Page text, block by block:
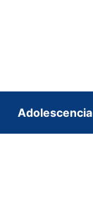
Adolescencia